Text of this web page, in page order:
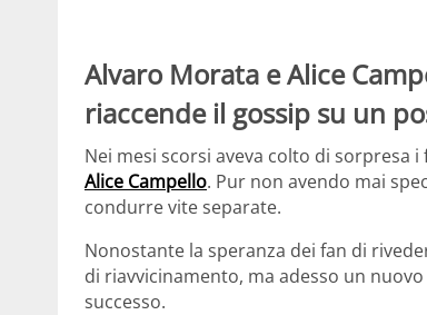
Alvaro Morata e Alice
riaccende il gossip su un
Nei mesi scorsi aveva colto di sorpresa
Alice Campello. Pur non avendo mai
condurre vite separate.
Nonostante la speranza dei fan di
di riavvicinamento, ma adesso un nuovo
successo.